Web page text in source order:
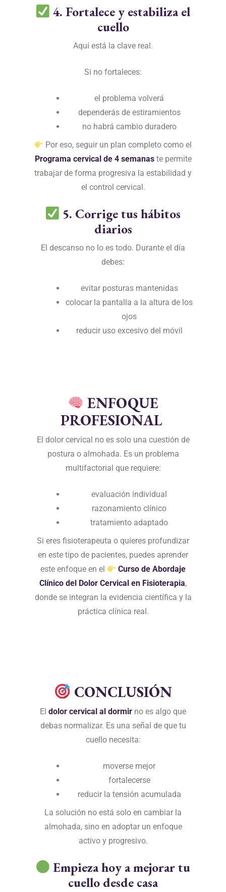
4. Fortalece y estabiliza el
cuello
Aquí está la clave real.
Si no fortaleces:
el problema volverá
dependerás de estiramientos
no habrá cambio duradero
Por eso, seguir un plan completo como el
Programa cervical de 4 semanas te permite
trabajar de forma progresiva la estabilidad y
el control cervical.
5. Corrige tus hábitos
diarios
El descanso no lo es todo. Durante el día
debes:
evitar posturas mantenidas
colocar la pantalla a la altura de los
ojos
reducir uso excesivo del móvil
ENFOQUE
PROFESIONAL
El dolor cervical no es solo una cuestión de
postura o almohada. Es un problema
multifactorial que requiere:
evaluación individual
razonamiento clínico
tratamiento adaptado
Si eres fisioterapeuta o quieres profundizar
en este tipo de pacientes, puedes aprender
este enfoque en el
Curso de Abordaje
Clínico del Dolor Cervical en Fisioterapia,
donde se integran la evidencia científica y la
práctica clínica real.
CONCLUSIÓN
El dolor cervical al dormir no es algo que
debas normalizar. Es una señal de que tu
cuello necesita:
moverse mejor
fortalecerse
reducir la tensión acumulada
La solución no está solo en cambiar la
almohada, sino en adoptar un enfoque
activo y progresivo.
Empieza hoy a mejorar tu
cuello desde casa